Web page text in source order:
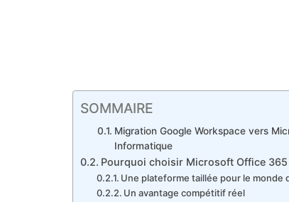
SOMMAIRE
Migration Google Workspace vers
Informatique
Pourquoi choisir Microsoft Office
Une plateforme taillée pour le monde
Un avantage compétitif réel